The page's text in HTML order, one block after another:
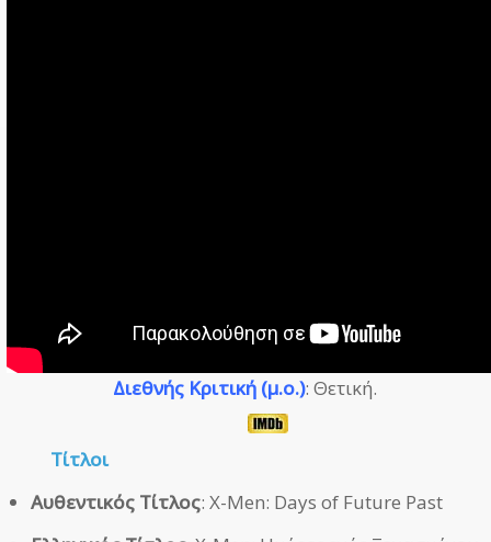
Διεθνής Κριτική (μ.ο.): Θετική.
Τίτλοι
Αυθεντικός Τίτλος: X-Men: Days of Future Past